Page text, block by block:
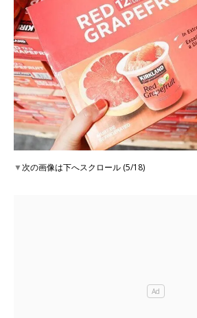
▼次の画像は下へスクロール (5/18)